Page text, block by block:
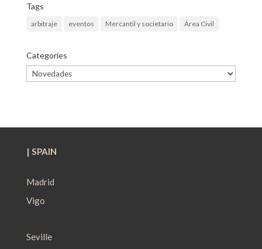
Tags
arbitraje eventos Mercantil y societario Área Civil
Categories
Categories
| SPAIN
Madrid
Vigo
Seville